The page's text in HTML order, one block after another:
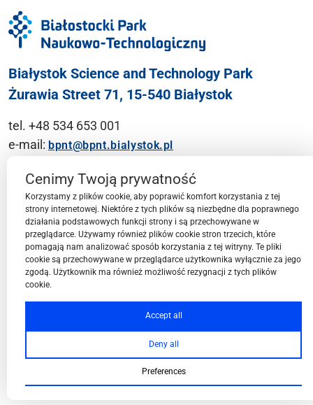
Białystok Science and Technology Park
Żurawia Street 71, 15-540 Białystok
tel. +48 534 653 001
e-mail: bpnt@bpnt.bialystok.pl
Contact
BPN-T Area
BPN-T Offer
Cenimy Twoją prywatność
Korzystamy z plików cookie, aby poprawić komfort korzystania z tej
strony internetowej. Niektóre z tych plików są niezbędne dla poprawnego
działania podstawowych funkcji strony i są przechowywane w
przeglądarce. Używamy również plików cookie stron trzecich, które
pomagają nam analizować sposób korzystania z tej witryny. Te pliki
cookie są przechowywane w przeglądarce użytkownika wyłącznie za jego
zgodą. Użytkownik ma również możliwość rezygnacji z tych plików
cookie.
Accept all
Deny all
Preferences